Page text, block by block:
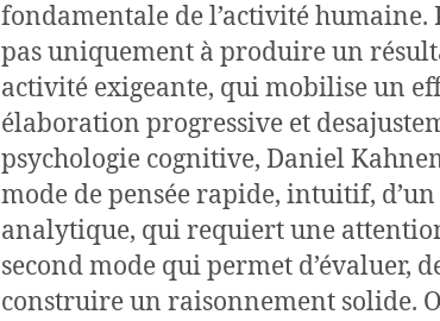
fondamentale de l’activité humaine.
pas uniquement à produire un
activité exigeante, qui mobilise un
élaboration progressive et
psychologie cognitive, Daniel
mode de pensée rapide, intuitif,
analytique, qui requiert une attention
second mode qui permet d’évaluer,
construire un raisonnement solide.